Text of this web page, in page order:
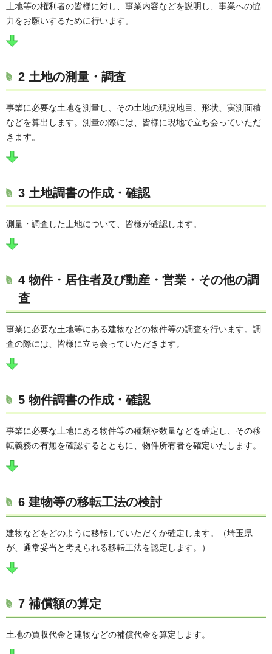
土地等の権利者の皆様に対し、事業内容などを説明し、事業への協
力をお願いするために行います。
2 土地の測量・調査
事業に必要な土地を測量し、その土地の現況地目、形状、実測面積
などを算出します。測量の際には、皆様に現地で立ち会っていただ
きます。
3 土地調書の作成・確認
測量・調査した土地について、皆様が確認します。
4 物件・居住者及び動産・営業・その他の調
査
事業に必要な土地等にある建物などの物件等の調査を行います。調
査の際には、皆様に立ち会っていただきます。
5 物件調書の作成・確認
事業に必要な土地にある物件等の種類や数量などを確定し、その移
転義務の有無を確認するとともに、物件所有者を確定いたします。
6 建物等の移転工法の検討
建物などをどのように移転していただくか確定します。（埼玉県
が、通常妥当と考えられる移転工法を認定します。）
7 補償額の算定
土地の買収代金と建物などの補償代金を算定します。